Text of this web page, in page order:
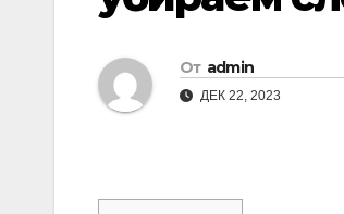
От admin
ДЕК 22, 2023